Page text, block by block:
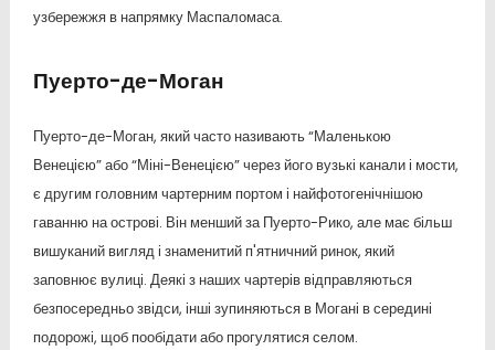
узбережжя в напрямку Маспаломаса.
Пуерто-де-Моган
Пуерто-де-Моган, який часто називають “Маленькою
Венецією” або “Міні-Венецією” через його вузькі канали і мости,
є другим головним чартерним портом і найфотогенічнішою
гаванню на острові. Він менший за Пуерто-Рико, але має більш
вишуканий вигляд і знаменитий п'ятничний ринок, який
заповнює вулиці. Деякі з наших чартерів відправляються
безпосередньо звідси, інші зупиняються в Могані в середині
подорожі, щоб пообідати або прогулятися селом.